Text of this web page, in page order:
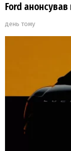
Ford анонсував
день тому